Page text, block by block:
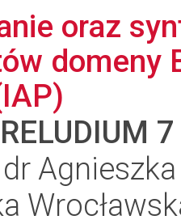
oraz
domeny
7